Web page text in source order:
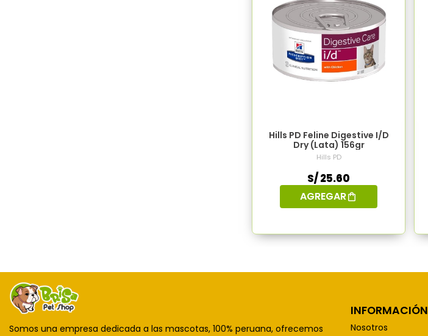
Hills PD Feline Digestive I/D
Dry (Lata) 156gr
Hills PD
S/ 25.60
AGREGAR
Somos una empresa dedicada a las mascotas, 100% peruana, ofrecemos
INFORMACIÓN
Nosotros